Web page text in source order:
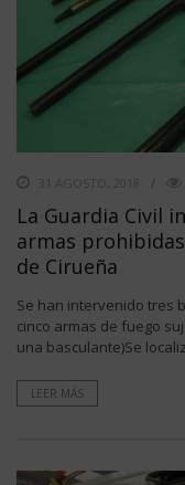
31 AGOSTO, 2018
La Guardia Civil
armas
de Cirueña
Se han intervenido tres
cinco armas de fuego
una basculante)Se
LEER MÁS